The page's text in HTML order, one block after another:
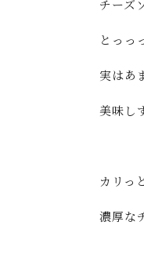
チーズ
とっっ
実はあ
美味し
カリっ
濃厚な